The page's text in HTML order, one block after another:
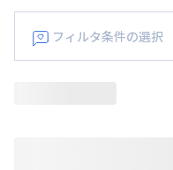
フィルタ条件の選択